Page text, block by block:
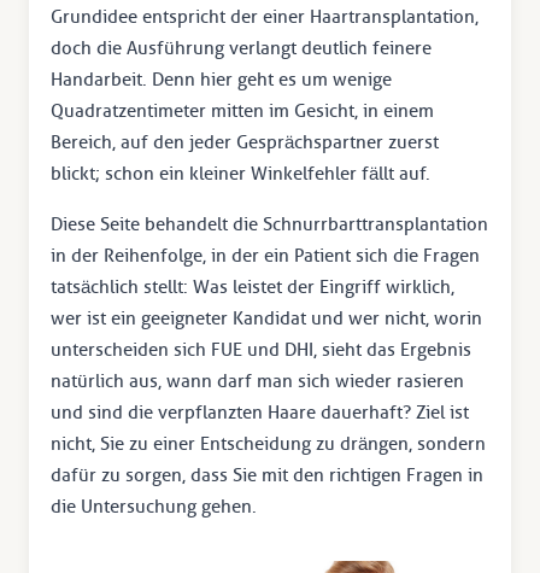
Grundidee entspricht der einer Haartransplantation,
doch die Ausführung verlangt deutlich feinere
Handarbeit. Denn hier geht es um wenige
Quadratzentimeter mitten im Gesicht, in einem
Bereich, auf den jeder Gesprächspartner zuerst
blickt; schon ein kleiner Winkelfehler fällt auf.
Diese Seite behandelt die Schnurrbarttransplantation
in der Reihenfolge, in der ein Patient sich die Fragen
tatsächlich stellt: Was leistet der Eingriff wirklich,
wer ist ein geeigneter Kandidat und wer nicht, worin
unterscheiden sich FUE und DHI, sieht das Ergebnis
natürlich aus, wann darf man sich wieder rasieren
und sind die verpflanzten Haare dauerhaft? Ziel ist
nicht, Sie zu einer Entscheidung zu drängen, sondern
dafür zu sorgen, dass Sie mit den richtigen Fragen in
die Untersuchung gehen.